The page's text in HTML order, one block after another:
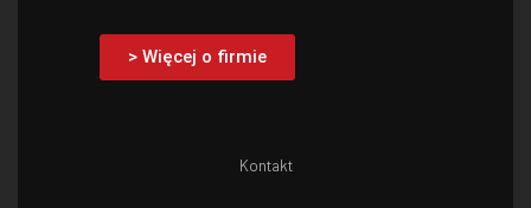
> Więcej o firmie
Kontakt